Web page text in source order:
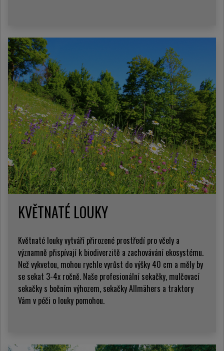
KVĚTNATÉ LOUKY
Květnaté louky vytváří přirozené prostředí pro včely a
významně přispívají k biodiverzitě a zachovávání ekosystému.
Než vykvetou, mohou rychle vyrůst do výšky 40 cm a měly by
se sekat 3-4x ročně. Naše profesionální sekačky, mulčovací
sekačky s bočním výhozem, sekačky Allmähers a traktory
Vám v péči o louky pomohou.